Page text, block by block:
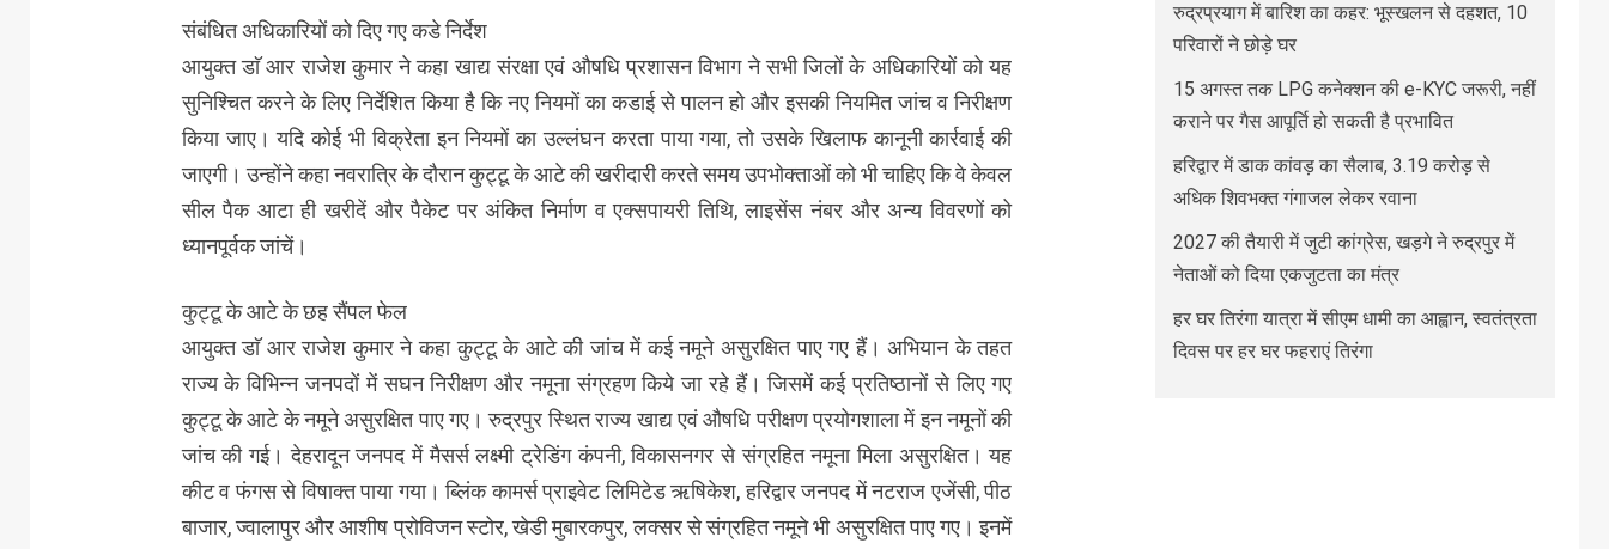
संबंधित अधिकारियों को दिए गए कडे निर्देश
आयुक्त डाॅ आर राजेश कुमार ने कहा खाद्य संरक्षा एवं औषधि प्रशासन विभाग ने सभी जिलों के अधिकारियों को यह
सुनिश्चित करने के लिए निर्देशित किया है कि नए नियमों का कडाई से पालन हो और इसकी नियमित जांच व निरीक्षण
किया जाए। यदि कोई भी विक्रेता इन नियमों का उल्लंघन करता पाया गया, तो उसके खिलाफ कानूनी कार्रवाई की
जाएगी। उन्होंने कहा नवरात्रि के दौरान कुट्टू के आटे की खरीदारी करते समय उपभोक्ताओं को भी चाहिए कि वे केवल
सील पैक आटा ही खरीदें और पैकेट पर अंकित निर्माण व एक्सपायरी तिथि, लाइसेंस नंबर और अन्य विवरणों को
ध्यानपूर्वक जांचें।
कुट्टू के आटे के छह सैंपल फेल
आयुक्त डाॅ आर राजेश कुमार ने कहा कुट्टू के आटे की जांच में कई नमूने असुरक्षित पाए गए हैं। अभियान के तहत
राज्य के विभिन्न जनपदों में सघन निरीक्षण और नमूना संग्रहण किये जा रहे हैं। जिसमें कई प्रतिष्ठानों से लिए गए
कुट्टू के आटे के नमूने असुरक्षित पाए गए। रुद्रपुर स्थित राज्य खाद्य एवं औषधि परीक्षण प्रयोगशाला में इन नमूनों की
जांच की गई। देहरादून जनपद में मैसर्स लक्ष्मी ट्रेडिंग कंपनी, विकासनगर से संग्रहित नमूना मिला असुरक्षित। यह
कीट व फंगस से विषाक्त पाया गया। ब्लिंक कामर्स प्राइवेट लिमिटेड ऋषिकेश, हरिद्वार जनपद में नटराज एजेंसी, पीठ
बाजार, ज्वालापुर और आशीष प्रोविजन स्टोर, खेडी मुबारकपुर, लक्सर से संग्रहित नमूने भी असुरक्षित पाए गए। इनमें
रुद्रप्रयाग में बारिश का कहर: भूस्खलन से दहशत, 10
परिवारों ने छोड़े घर
15 अगस्त तक LPG कनेक्शन की e-KYC जरूरी, नहीं
कराने पर गैस आपूर्ति हो सकती है प्रभावित
हरिद्वार में डाक कांवड़ का सैलाब, 3.19 करोड़ से
अधिक शिवभक्त गंगाजल लेकर रवाना
2027 की तैयारी में जुटी कांग्रेस, खड़गे ने रुद्रपुर में
नेताओं को दिया एकजुटता का मंत्र
हर घर तिरंगा यात्रा में सीएम धामी का आह्वान, स्वतंत्रता
दिवस पर हर घर फहराएं तिरंगा